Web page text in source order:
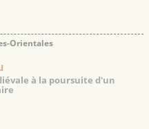
Orientales
à la poursuite d'un